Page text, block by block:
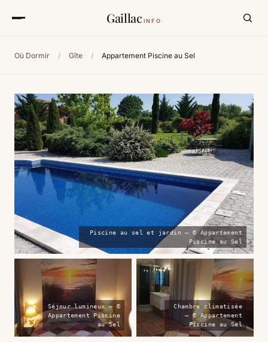
Gaillac INFO
Où Dormir / Gîte / Appartement Piscine au Sel
Piscine au sel et jardin — © Appartement
Piscine au Sel
Séjour lumineux — ©
Appartement Piscine
au Sel
Chambre climatisée
— © Appartement
Piscine au Sel